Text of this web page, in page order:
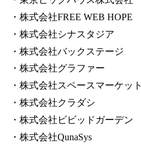
・株式会社FREE WEB HOPE
・株式会社シナスタジア
・株式会社バックステージ
・株式会社グラファー
・株式会社スペースマーケット
・株式会社クラダシ
・株式会社ビビッドガーデン
・株式会社QunaSys